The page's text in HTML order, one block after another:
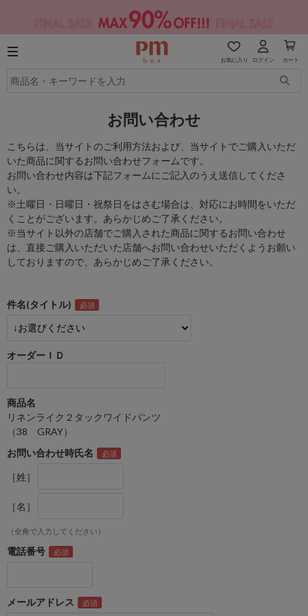
お気に入り ログイン カート
お問い合わせ
こちらは、当サイトのご利用方法および、当サイトでご購入いただ
いた商品に関するお問い合わせフォームです。
お問い合わせ内容は下記フォームにご記入のうえ送信してくださ
い。
※土曜日・日曜日・祝祭日をはさむ場合は、対応にお時間をいただ
くことがございます。あらかじめご了承ください。
※当サイト以外の店舗でご購入された商品に関するお問い合わせ
は、直接ご購入いただいた店舗へお問い合わせいただくようお願い
しておりますので、あらかじめご了承ください。
件名(タイトル)
オーダーＩＤ
商品名
リネンライク２タックワイドパンツ
（38 GRAY）
お問い合わせ時氏名
［姓］
［名］
（全角で入力してください）
電話番号
メールアドレス